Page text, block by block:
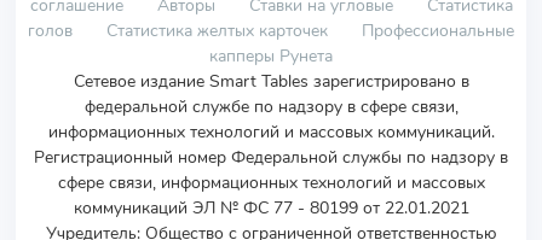
голов
Статистика желтых карточек
Профессиональные
капперы Рунета
Сетевое издание Smart Tables зарегистрировано в
федеральной службе по надзору в сфере связи,
информационных технологий и массовых коммуникаций.
Регистрационный номер Федеральной службы по надзору в
сфере связи, информационных технологий и массовых
коммуникаций ЭЛ № ФС 77 - 80199 от 22.01.2021
Учредитель: Общество с ограниченной ответственностью